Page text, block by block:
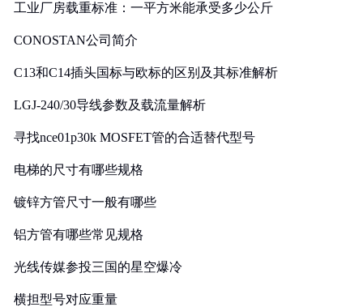
工业厂房载重标准：一平方米能承受多少公斤
CONOSTAN公司简介
C13和C14插头国标与欧标的区别及其标准解析
LGJ-240/30导线参数及载流量解析
寻找nce01p30k MOSFET管的合适替代型号
电梯的尺寸有哪些规格
镀锌方管尺寸一般有哪些
铝方管有哪些常见规格
光线传媒参投三国的星空爆冷
横担型号对应重量